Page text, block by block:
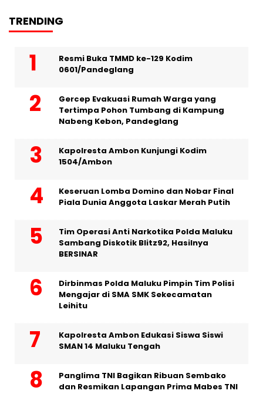
TRENDING
Resmi Buka TMMD ke-129 Kodim
0601/Pandeglang
Gercep Evakuasi Rumah Warga yang
Tertimpa Pohon Tumbang di Kampung
Nabeng Kebon, Pandeglang
Kapolresta Ambon Kunjungi Kodim
1504/Ambon
Keseruan Lomba Domino dan Nobar Final
Piala Dunia Anggota Laskar Merah Putih
Tim Operasi Anti Narkotika Polda Maluku
Sambang Diskotik Blitz92, Hasilnya
BERSINAR
Dirbinmas Polda Maluku Pimpin Tim Polisi
Mengajar di SMA SMK Sekecamatan
Leihitu
Kapolresta Ambon Edukasi Siswa Siswi
SMAN 14 Maluku Tengah
Panglima TNI Bagikan Ribuan Sembako
dan Resmikan Lapangan Prima Mabes TNI